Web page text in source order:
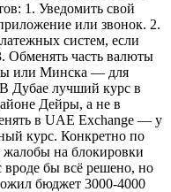
1. Уведомить свой
или звонок. 2.
систем, если
Обменять часть валюты
или Минска — для
Дубае лучший курс в
Дейры, а не в
в UAE Exchange — у
курс. Конкретно по
жалобы на блокировки
бы всё решено, но
бюджет 3000-4000